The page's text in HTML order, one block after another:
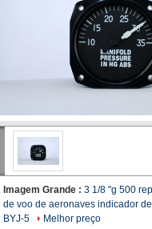
Imagem Grande : 3 1/8 "g 500
de voo de aeronaves indicador
BYJ-5
Melhor preço